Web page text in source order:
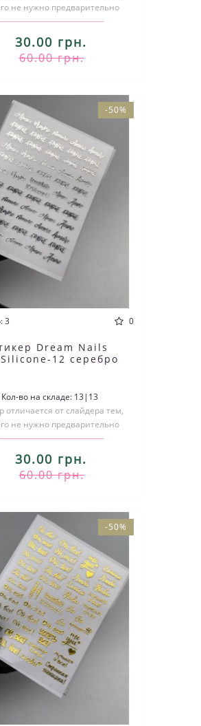
не нужно предварительно
по размеру и размачивать..
30.00 грн.
60.00 грн.
-50%
3 0
Dream Nails
12 серебро
Кол-во на складе: 13|13
отличается от слайдера тем,
не нужно предварительно
по размеру и размачивать..
30.00 грн.
60.00 грн.
-50%